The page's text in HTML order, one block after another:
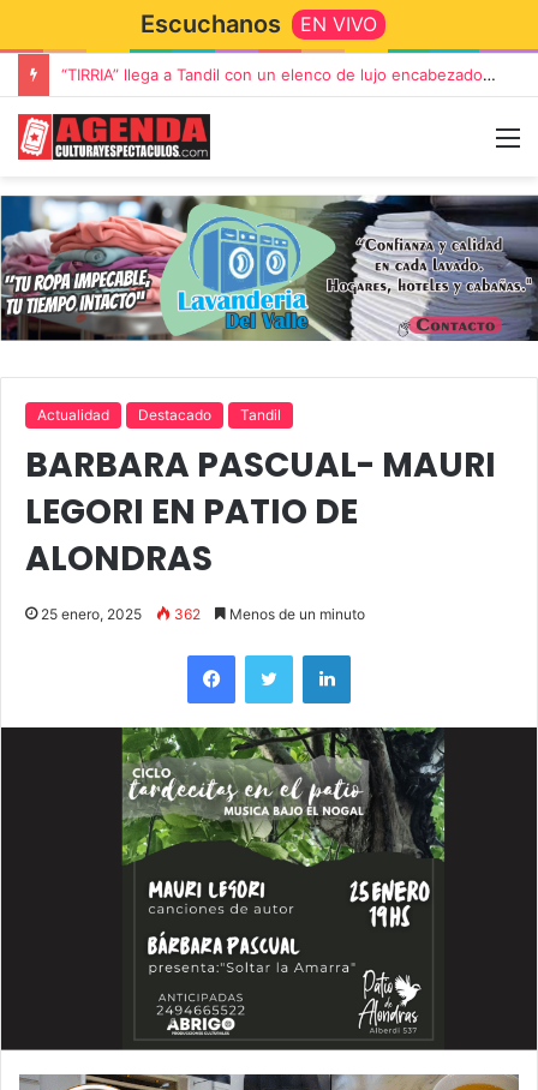
Escuchanos EN VIVO
“TIRRIA” llega a Tandil con un elenco de lujo encabezado por Capusotto, Spregelburd y Stefani
Actualidad Destacado Tandil
BARBARA PASCUAL- MAURI
LEGORI EN PATIO DE
ALONDRAS
25 enero, 2025 362 Menos de un minuto